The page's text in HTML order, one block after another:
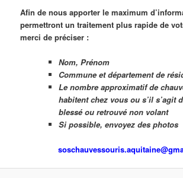
Afin de nous apporter le maximum
permettront un traitement plus rapide de
merci de préciser :
Nom, Prénom
Commune et département de
Le nombre approximatif de
habitent chez vous ou s’il s’agit
blessé ou retrouvé non volant
Si possible, envoyez des photos